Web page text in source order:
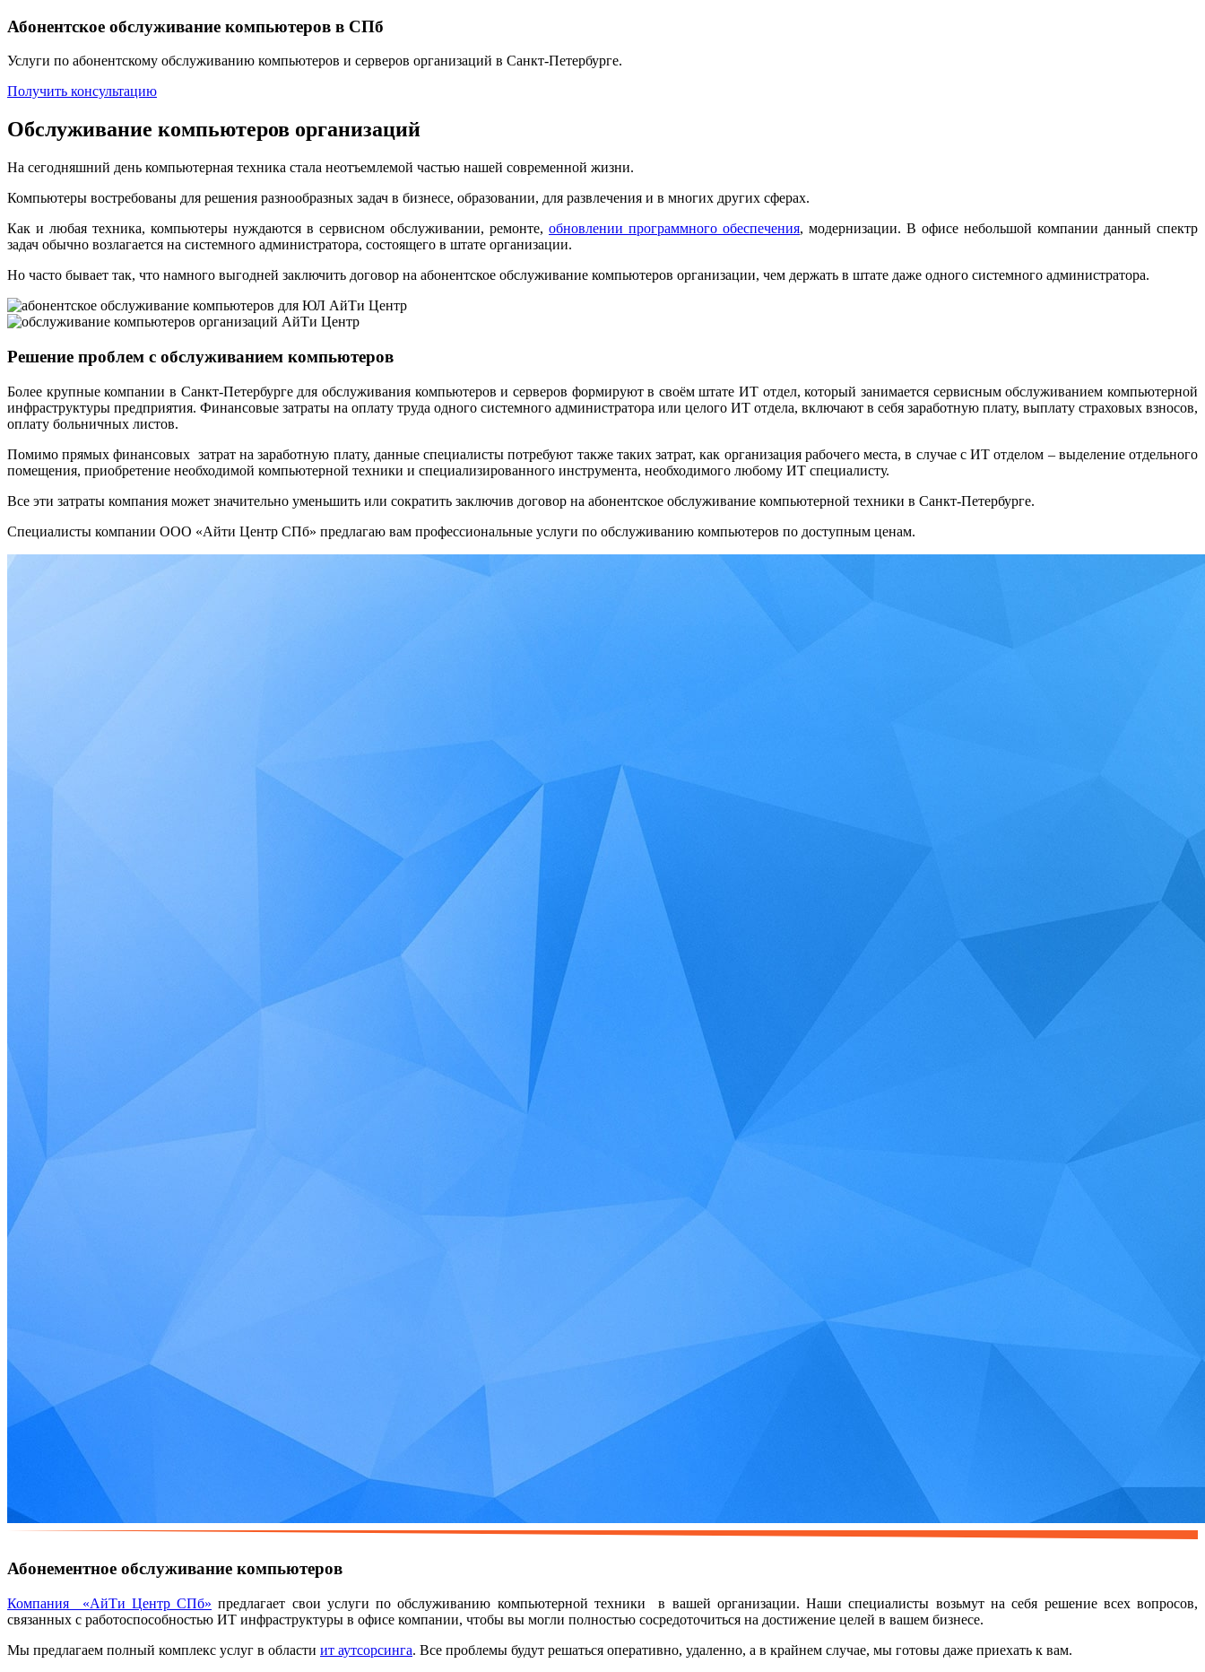
Абонентское обслуживание компьютеров в СПб
Услуги по абонентскому обслуживанию компьютеров и серверов организаций в Санкт-Петербурге.
Получить консультацию
Обслуживание компьютеров организаций
На сегодняшний день компьютерная техника стала неотъемлемой частью нашей современной жизни.
Компьютеры востребованы для решения разнообразных задач в бизнесе, образовании, для развлечения и в многих других сферах.
Как и любая техника, компьютеры нуждаются в сервисном обслуживании, ремонте, обновлении программного обеспечения, модернизации. В офисе небольшой компании данный спектр
задач обычно возлагается на системного администратора, состоящего в штате организации.
Но часто бывает так, что намного выгодней заключить договор на абонентское обслуживание компьютеров организации, чем держать в штате даже одного системного администратора.
Решение проблем с обслуживанием компьютеров
Более крупные компании в Санкт-Петербурге для обслуживания компьютеров и серверов формируют в своём штате ИТ отдел, который занимается сервисным обслуживанием компьютерной
инфраструктуры предприятия. Финансовые затраты на оплату труда одного системного администратора или целого ИТ отдела, включают в себя заработную плату, выплату страховых взносов,
оплату больничных листов.
Помимо прямых финансовых затрат на заработную плату, данные специалисты потребуют также таких затрат, как организация рабочего места, в случае с ИТ отделом – выделение отдельного
помещения, приобретение необходимой компьютерной техники и специализированного инструмента, необходимого любому ИТ специалисту.
Все эти затраты компания может значительно уменьшить или сократить заключив договор на абонентское обслуживание компьютерной техники в Санкт-Петербурге.
Специалисты компании ООО «Айти Центр СПб» предлагаю вам профессиональные услуги по обслуживанию компьютеров по доступным ценам.
Абонементное обслуживание компьютеров
Компания «АйТи Центр СПб» предлагает свои услуги пообслуживанию компьютерной техники в вашей организации. Наши специалисты возьмут на себя решение всех вопросов,
связанных с работоспособностью ИТ инфраструктуры в офисе компании, чтобы вы могли полностью сосредоточиться на достижение целей в вашем бизнесе.
Мы предлагаем полный комплекс услуг в области ит аутсорсинга. Все проблемы будут решаться оперативно, удаленно, а в крайнем случае, мы готовы даже приехать к вам.